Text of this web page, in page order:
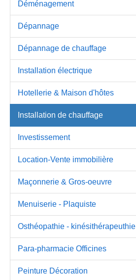
Déménagement
Dépannage
Dépannage de chauffage
Installation électrique
Hotellerie & Maison d'hôtes
Installation de chauffage
Investissement
Location-Vente immobilière
Maçonnerie & Gros-oeuvre
Menuiserie - Plaquiste
Osthéopathie - kinésithérapeuthie
Para-pharmacie Officines
Peinture Décoration